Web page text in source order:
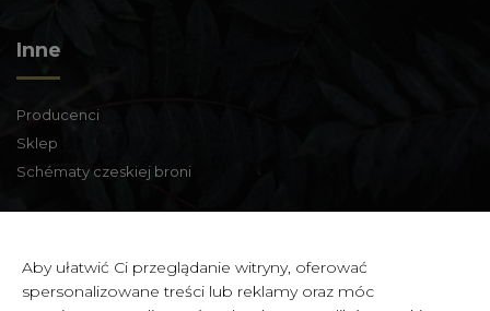
Inne
Producenci
Sklep
Schématy czeskiej broni
Aby ułatwić Ci przeglądanie witryny, oferować
spersonalizowane treści lub reklamy oraz móc